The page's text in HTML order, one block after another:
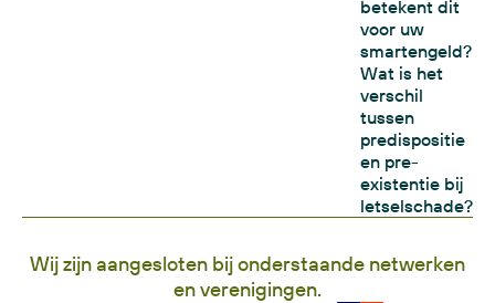
betekent dit
voor uw
smartengeld?
Wat is het
verschil
tussen
predispositie
en pre-
existentie bij
letselschade?
Wij zijn aangesloten bij onderstaande netwerken
en verenigingen.